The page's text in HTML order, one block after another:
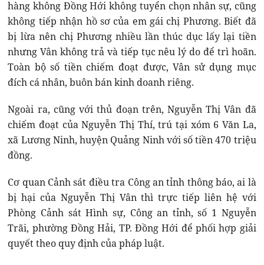
hàng không Đồng Hới không tuyển chọn nhân sự, cũng
không tiếp nhận hồ sơ của em gái chị Phương. Biết đã
bị lừa nên chị Phương nhiều lần thúc dục lấy lại tiền
nhưng Vân không trả và tiếp tục nêu lý do để trì hoãn.
Toàn bộ số tiền chiếm đoạt được, Vân sử dụng mục
đích cá nhân, buôn bán kinh doanh riêng.
Ngoài ra, cũng với thủ đoạn trên, Nguyễn Thị Vân đã
chiếm đoạt của Nguyễn Thị Thí, trú tại xóm 6 Văn La,
xã Lương Ninh, huyện Quảng Ninh với số tiền 470 triệu
đồng.
Cơ quan Cảnh sát điều tra Công an tỉnh thông báo, ai là
bị hại của Nguyễn Thị Vân thì trực tiếp liên hệ với
Phòng Cảnh sát Hình sự, Công an tỉnh, số 1 Nguyễn
Trãi, phường Đồng Hải, TP. Đồng Hới để phối hợp giải
quyết theo quy định của pháp luật.